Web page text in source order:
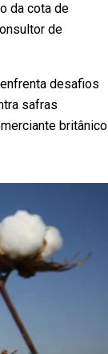
da cota de
de
desafios
safras
britânico